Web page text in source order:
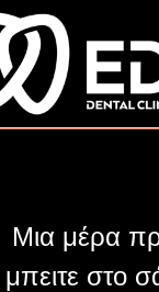
Μια μέρα
μπειτε στο